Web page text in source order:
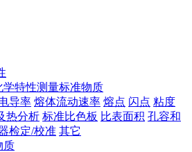
特性测量标准物质
导率 熔体流动速率 熔点 闪点 粘度
热分析 标准比色板 比表面积 孔容和
检定/校准 其它
质